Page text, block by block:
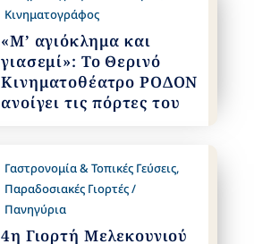
Κινηματογράφος
«Μ’ αγιόκλημα και
γιασεμί»: Το Θερινό
Κινηματοθέατρο ΡΟΔΟΝ
ανοίγει τις πόρτες του
Γαστρονομία & Τοπικές Γεύσεις,
Παραδοσιακές Γιορτές /
Πανηγύρια
4η Γιορτή Μελεκουνιού